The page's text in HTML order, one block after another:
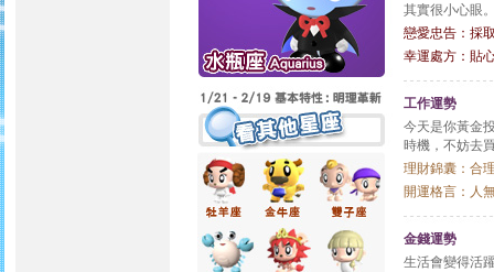
其實很小心眼
戀愛忠告：採
幸運處方：貼
工作運勢
今天是你黃金
時機，不妨去
理財錦囊：合
開運格言：人
金錢運勢
生活會變得活